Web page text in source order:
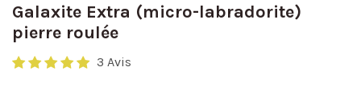
Galaxite Extra (micro-labradorite)
pierre roulée
3 Avis